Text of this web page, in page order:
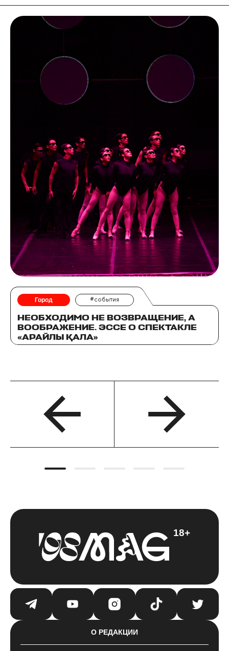
Город #события
НЕОБХОДИМО НЕ ВОЗВРАЩЕНИЕ, А
ВООБРАЖЕНИЕ. ЭССЕ О СПЕКТАКЛЕ
«АРАЙЛЫ ҚАЛА»
18+
О РЕДАКЦИИ